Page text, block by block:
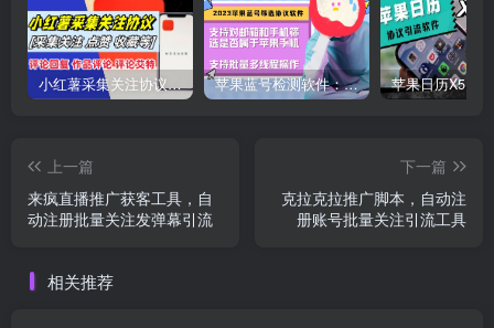
小红薯采集关注协议软件：支持自定义作品，关注，评论点赞，作品点赞收藏等 苹果蓝号检测软件：检测邮箱和手机是否符合苹果手机的协议软件
上一篇
来疯直播推广获客工具，自
动注册批量关注发弹幕引流
下一篇
克拉克拉推广脚本，自动注
册账号批量关注引流工具
相关推荐